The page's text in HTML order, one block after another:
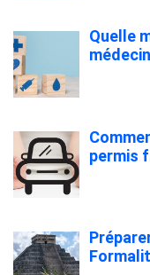
Quelle
permis